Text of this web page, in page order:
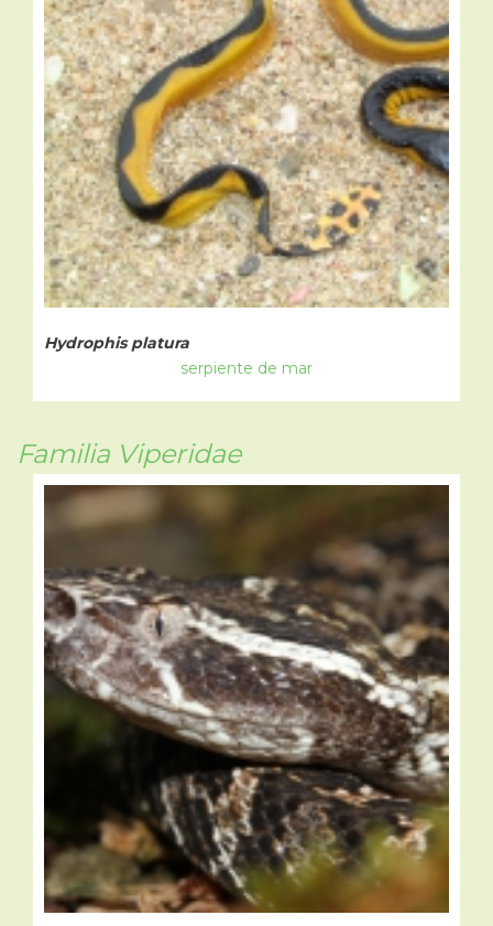
Hydrophis platura
serpiente de mar
Familia Viperidae